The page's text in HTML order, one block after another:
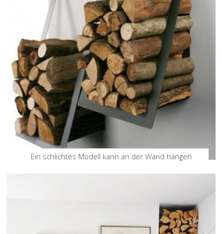
Ein schlichtes Modell kann an der Wand hängen